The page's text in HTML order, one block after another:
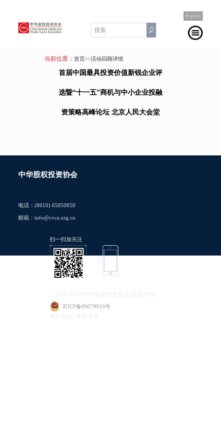
English
当前位置： 首页>>活动回顾详情
首届中国最具投资价值新锐企业评
选暨“十一五”商机与中小企业投融
资策略高峰论坛 北京人民大会堂
中华股权投资协会
电话：(8610) 65050850
邮箱：info@cvca.org.cn
扫一扫加关注
京ICP备09079924号